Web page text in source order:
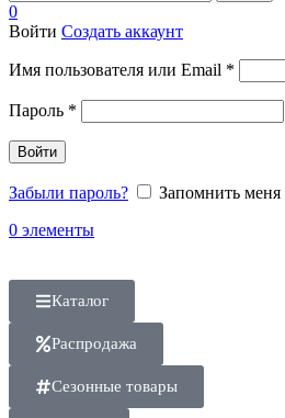
0
Войти Создать аккаунт
Имя пользователя или Email *
Пароль *
Войти
Забыли пароль?
Запомнить меня
0 элементы
Каталог
Распродажа
Сезонные товары